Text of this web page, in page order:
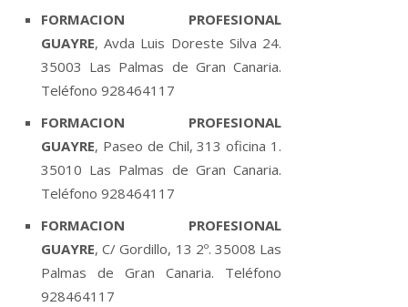
FORMACION PROFESIONAL
GUAYRE, Avda Luis Doreste Silva 24.
35003 Las Palmas de Gran Canaria.
Teléfono 928464117
FORMACION PROFESIONAL
GUAYRE, Paseo de Chil, 313 oficina 1.
35010 Las Palmas de Gran Canaria.
Teléfono 928464117
FORMACION PROFESIONAL
GUAYRE, C/ Gordillo, 13 2º. 35008 Las
Palmas de Gran Canaria. Teléfono
928464117